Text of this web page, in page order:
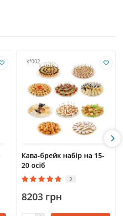
kf002
Кава-брейк набір на 15-
20 осіб
3
8203 грн